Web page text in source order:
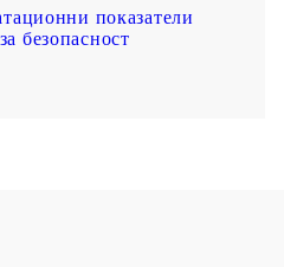
показатели
безопасност